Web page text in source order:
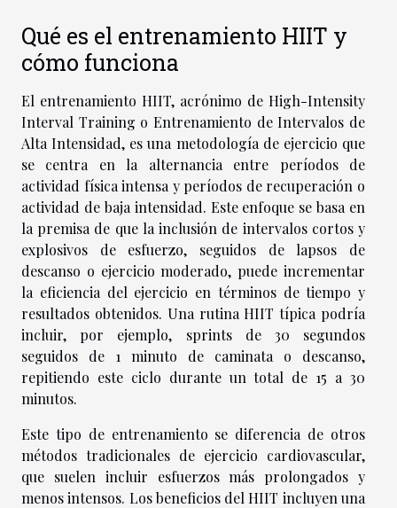
Qué es el entrenamiento HIIT y
cómo funciona
El entrenamiento HIIT, acrónimo de High-Intensity
Interval Training o Entrenamiento de Intervalos de
Alta Intensidad, es una metodología de ejercicio que
se centra en la alternancia entre períodos de
actividad física intensa y períodos de recuperación o
actividad de baja intensidad. Este enfoque se basa en
la premisa de que la inclusión de intervalos cortos y
explosivos de esfuerzo, seguidos de lapsos de
descanso o ejercicio moderado, puede incrementar
la eficiencia del ejercicio en términos de tiempo y
resultados obtenidos. Una rutina HIIT típica podría
incluir, por ejemplo, sprints de 30 segundos
seguidos de 1 minuto de caminata o descanso,
repitiendo este ciclo durante un total de 15 a 30
minutos.
Este tipo de entrenamiento se diferencia de otros
métodos tradicionales de ejercicio cardiovascular,
que suelen incluir esfuerzos más prolongados y
menos intensos. Los beneficios del HIIT incluyen una